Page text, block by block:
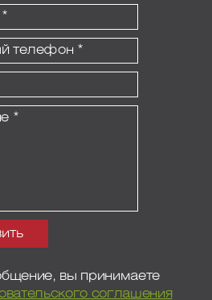
вы принимаете
соглашения